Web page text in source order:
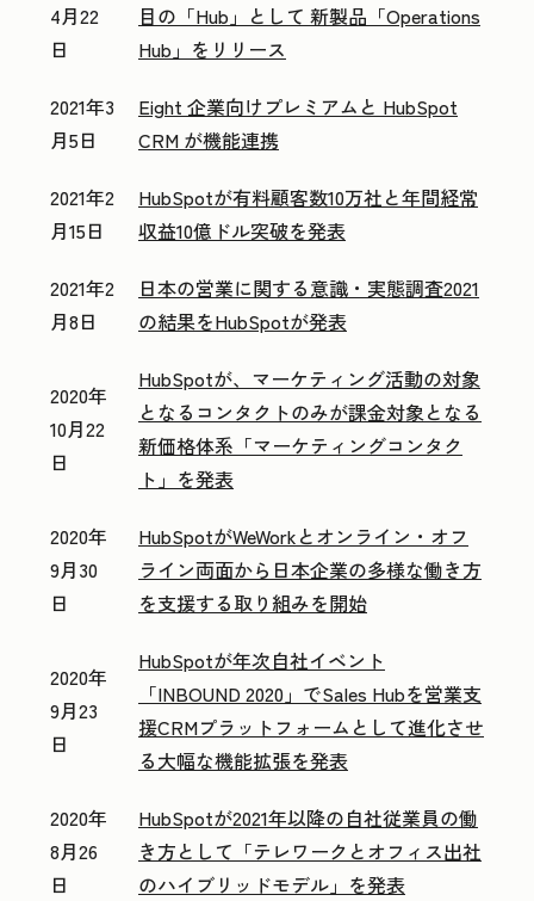
4月22
日
目の「Hub」として 新製品「Operations
Hub」をリリース
2021年3
月5日
Eight 企業向けプレミアムと HubSpot
CRM が機能連携
2021年2
月15日
HubSpotが有料顧客数10万社と年間経常
収益10億ドル突破を発表
2021年2
月8日
日本の営業に関する意識・実態調査2021
の結果をHubSpotが発表
2020年
10月22
日
HubSpotが、マーケティング活動の対象
となるコンタクトのみが課金対象となる
新価格体系「マーケティングコンタク
ト」を発表
2020年
9月30
日
HubSpotがWeWorkとオンライン・オフ
ライン両面から日本企業の多様な働き方
を支援する取り組みを開始
2020年
9月23
日
HubSpotが年次自社イベント
「INBOUND 2020」でSales Hubを営業支
援CRMプラットフォームとして進化させ
る大幅な機能拡張を発表
2020年
8月26
日
HubSpotが2021年以降の自社従業員の働
き方として「テレワークとオフィス出社
のハイブリッドモデル」を発表